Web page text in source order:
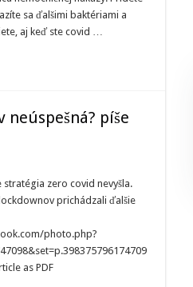
sa ďalšimi baktériami a
aj keď ste covid …
píše
zero covid nevyšla.
prichádzali ďalšie
photo.php?
as PDF